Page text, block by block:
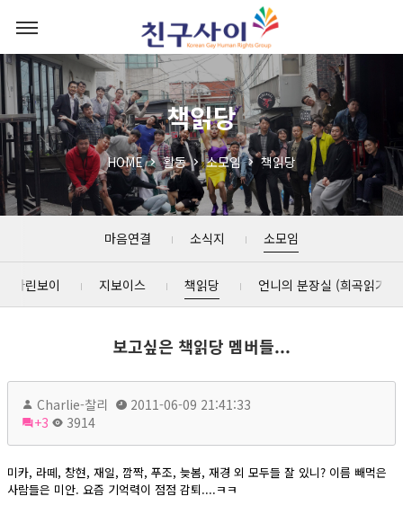
책읽당
HOME 활동 소모임 책읽당
마음연결 소식지 소모임
마린보이 지보이스 책읽당 언니의 분장실 (희곡읽기)
보고싶은 책읽당 멤버들...
Charlie-찰리
2011-06-09 21:41:33
+3
3914
미카, 라떼, 창현, 재일, 깜짝, 푸조, 늦봄, 재경 외 모두들 잘 있니? 이름 빼먹은
사람들은 미안. 요즘 기억력이 점점 감퇴....ㅋㅋ